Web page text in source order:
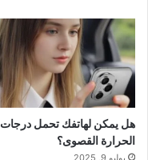
هل يمكن لهاتفك تحمل درجات
الحرارة القصوى؟
يوليو 9, 2025